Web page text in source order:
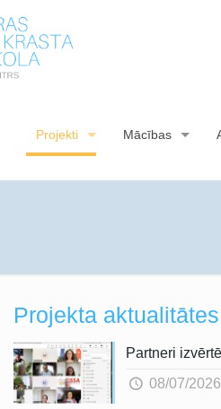
Projekti Mācības
Projekta aktualitātes
Partneri
08/07/2026